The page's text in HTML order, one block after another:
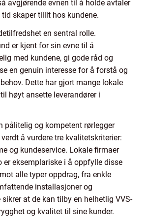
avgjørende evnen til å holde avtaler
skaper tillit hos kundene.
en sentral rolle.
er kjent for sin evne til å
med kundene, gi gode råd og
en genuin interesse for å forstå og
Dette har gjort mange lokale
høyt ansette leverandører i
pålitelig og kompetent rørlegger
å vurdere tre kvalitetskriterier:
og kundeservice. Lokale firmaer
er eksemplariske i å oppfylle disse
alle typer oppdrag, fra enkle
installasjoner og
at de kan tilby en helhetlig VVS-
og kvalitet til sine kunder.